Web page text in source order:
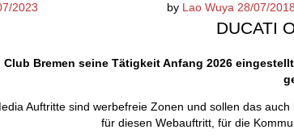
2023 by Lao Wuya 28/07/2018
DUCATI
Bremen seine Tätigkeit Anfang 2026
Auftritte sind werbefreie Zonen und sollen das
für diesen Webauftritt, für die